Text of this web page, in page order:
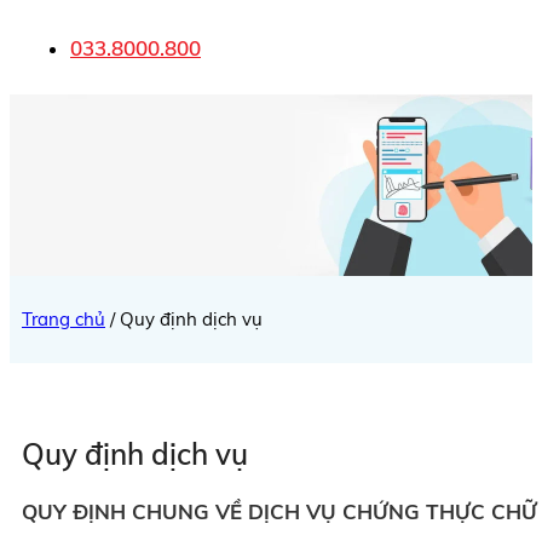
033.8000.800
Trang chủ / Quy định dịch vụ
Quy định dịch vụ
QUY ĐỊNH CHUNG VỀ DỊCH VỤ CHỨNG THỰC